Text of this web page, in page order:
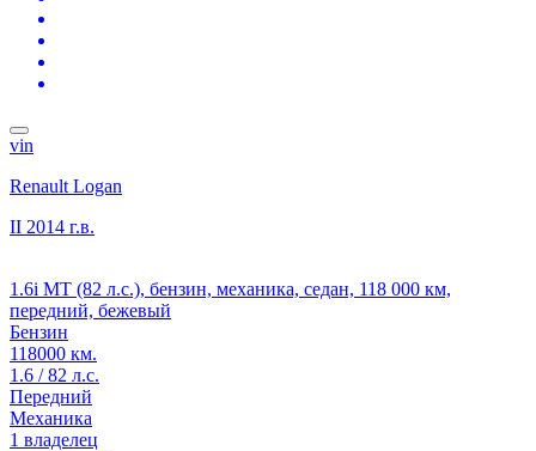
vin
Renault Logan
II 2014 г.в.
1.6i MT (82 л.с.), бензин, механика, седан, 118 000 км,
передний, бежевый
Бензин
118000 км.
1.6 / 82 л.с.
Передний
Механика
1 владелец